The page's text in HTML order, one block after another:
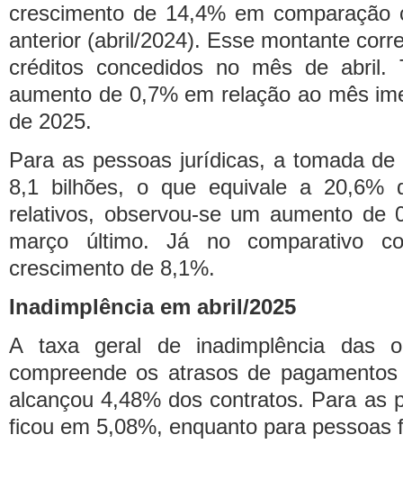
crescimento de 14,4% em
anterior (abril/2024). Esse montante
créditos concedidos no mês de abril.
aumento de 0,7% em relação ao mês
de 2025.
Para as pessoas jurídicas, a tomada
8,1 bilhões, o que equivale a 20,6%
relativos, observou-se um aumento de
março último. Já no comparativo
crescimento de 8,1%.
Inadimplência em abril/2025
A taxa geral de inadimplência das
compreende os atrasos de
alcançou 4,48% dos contratos. Para as
ficou em 5,08%, enquanto para